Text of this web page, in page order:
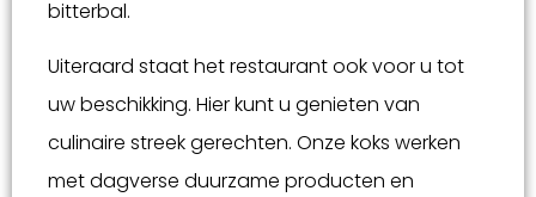
bitterbal.
Uiteraard staat het restaurant ook voor u tot
uw beschikking. Hier kunt u genieten van
culinaire streek gerechten. Onze koks werken
met dagverse duurzame producten en